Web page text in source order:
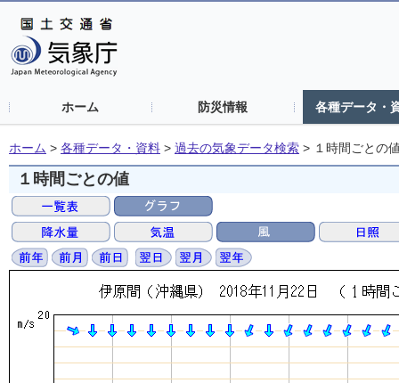
ホーム 防災情報 各種データ・
ホーム > 各種データ・資料 > 過去の気象データ検索 > １時間ごとの
１時間ごとの値